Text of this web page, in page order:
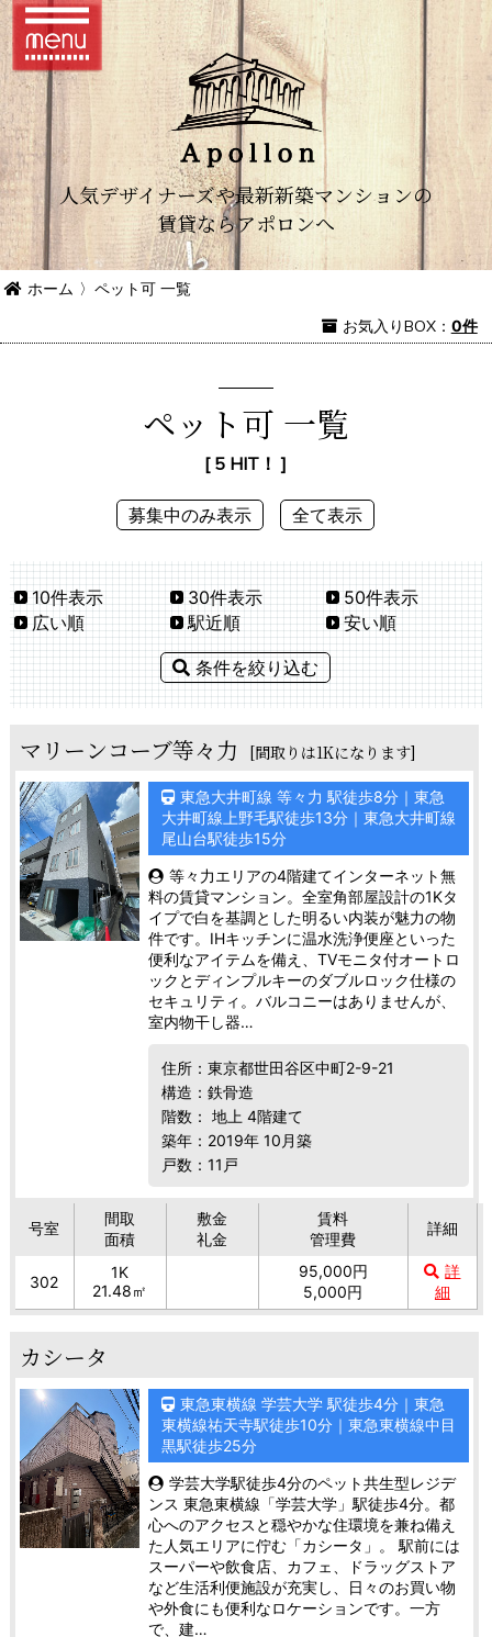
人気デザイナーズや最新新築マンションの
賃貸ならアポロンへ
ホーム 〉ペット可 一覧
お気入りBOX： 0件
ペット可 一覧
[ 5 HIT！ ]
募集中のみ表示 全て表示
10件表示 30件表示
50件表示
広い順
駅近順 安い順
条件を絞り込む
マリーンコーブ等々力 [間取りは1Kになります]
東急大井町線 等々力 駅徒歩8分｜東急
大井町線上野毛駅徒歩13分｜東急大井町線
尾山台駅徒歩15分
等々力エリアの4階建てインターネット無
料の賃貸マンション。全室角部屋設計の1Kタ
イプで白を基調とした明るい内装が魅力の物
件です。IHキッチンに温水洗浄便座といった
便利なアイテムを備え、TVモニタ付オートロ
ックとディンプルキーのダブルロック仕様の
セキュリティ。バルコニーはありませんが、
室内物干し器…
住所：東京都世田谷区中町2-9-21
構造：鉄骨造
階数： 地上 4階建て
築年：2019年 10月築
戸数：11戸
号室
間取
面積
敷金
礼金
賃料
管理費
詳細
302
1K
21.48㎡
95,000円
5,000円
詳
細
カシータ
東急東横線 学芸大学 駅徒歩4分｜東急
東横線祐天寺駅徒歩10分｜東急東横線中目
黒駅徒歩25分
学芸大学駅徒歩4分のペット共生型レジデ
ンス 東急東横線「学芸大学」駅徒歩4分。都
心へのアクセスと穏やかな住環境を兼ね備え
た人気エリアに佇む「カシータ」。 駅前には
スーパーや飲食店、カフェ、ドラッグストア
など生活利便施設が充実し、日々のお買い物
や外食にも便利なロケーションです。一方
で、建…